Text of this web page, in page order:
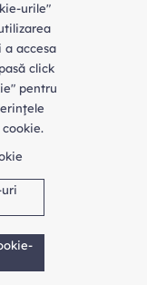
urile"
a accesa
click
pentru